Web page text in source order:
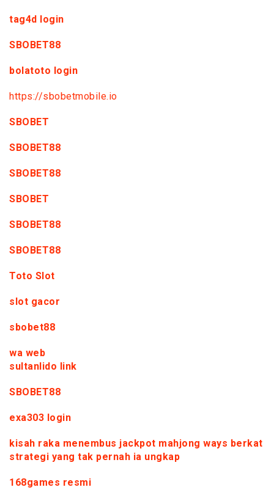
tag4d login
SBOBET88
bolatoto login
https://sbobetmobile.io
SBOBET
SBOBET88
SBOBET88
SBOBET
SBOBET88
SBOBET88
Toto Slot
slot gacor
sbobet88
wa web
sultanlido link
SBOBET88
exa303 login
kisah raka menembus jackpot mahjong ways berkat
strategi yang tak pernah ia ungkap
168games resmi